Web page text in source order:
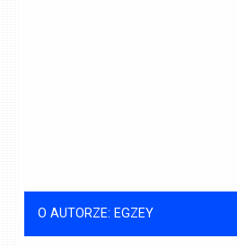
O AUTORZE: EGZEY